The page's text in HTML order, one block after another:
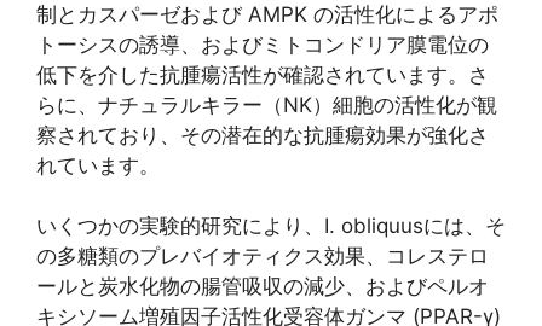
制とカスパーゼおよび AMPK の活性化によるアポ
トーシスの誘導、およびミトコンドリア膜電位の
低下を介した抗腫瘍活性が確認されています。さ
らに、ナチュラルキラー（NK）細胞の活性化が観
察されており、その潜在的な抗腫瘍効果が強化さ
れています。
いくつかの実験的研究により、I. obliquusには、そ
の多糖類のプレバイオティクス効果、コレステロ
ールと炭水化物の腸管吸収の減少、およびペルオ
キシソーム増殖因子活性化受容体ガンマ (PPAR-γ)